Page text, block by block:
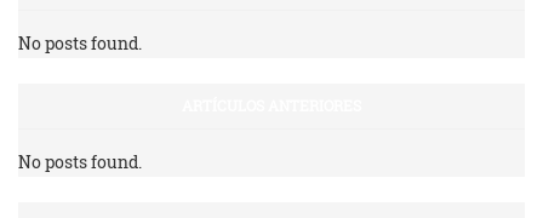
No posts found.
No posts found.